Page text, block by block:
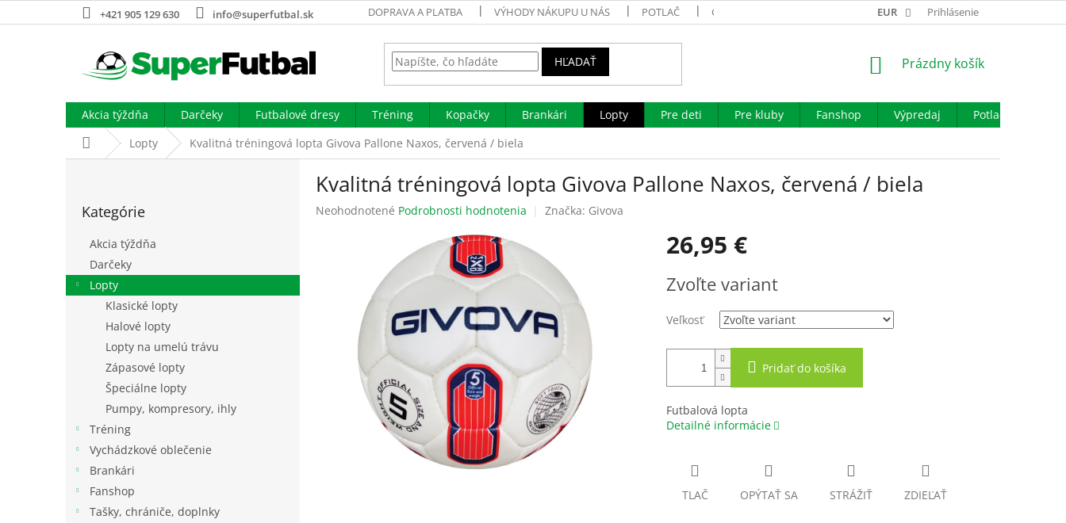
na
+421 905 129 630 info@superfutbal.sk DOPRAVA A PLATBA VÝHODY NÁKUPU U NÁS POTLAČ GARANCIA VÝMENY TOVARU REKLAMAČNÝ PORIADOK
EUR Prihlásenie
HĽADAŤ
NÁKUPNÝ
Prázdny košík
Akcia týždňa Darčeky Futbalové dresy Tréning Kopačky Brankári Lopty Pre deti Pre kluby Fanshop Výpredaj Potlač
DomovLopty Kvalitná tréningová lopta Givova Pallone Naxos, červená / biela
a
kategórie
Kategórie
Akcia týždňa
Darčeky
Lopty
Klasické lopty
Halové lopty
Lopty na umelú trávu
Zápasové lopty
Špeciálne lopty
Pumpy, kompresory, ihly
Tréning
Vychádzkové oblečenie
Brankári
Fanshop
Tašky, chrániče, doplnky
Kvalitná tréningová lopta Givova Pallone Naxos, červená / biela
Priemerné
hviezdičiek.
Neohodnotené Podrobnosti hodnotenia Značka: Givova
26,95 €
cena:
Zvoľte variant
Veľkosť
Pridať do košíka
Futbalová lopta
Detailné informácie
TLAČ OPÝTAŤ SA STRÁŽIŤ ZDIEĽAŤ